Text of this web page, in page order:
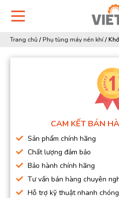
Trang chủ /Phụ tùng máy nén khí/
CAM KẾT BÁN
Sản phẩm chính hãng
Chất lượng đảm bảo
Bảo hành chính hãng
Tư vấn bán hàng chuyên
Hỗ trợ kỹ thuật nhanh chóng